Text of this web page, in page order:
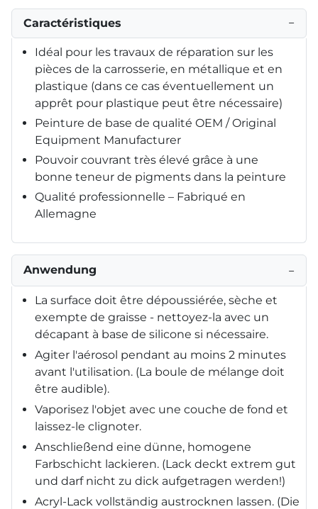
Caractéristiques −
Idéal pour les travaux de réparation sur les
pièces de la carrosserie, en métallique et en
plastique (dans ce cas éventuellement un
apprêt pour plastique peut être nécessaire)
Peinture de base de qualité OEM / Original
Equipment Manufacturer
Pouvoir couvrant très élevé grâce à une
bonne teneur de pigments dans la peinture
Qualité professionnelle – Fabriqué en
Allemagne
Anwendung −
La surface doit être dépoussiérée, sèche et
exempte de graisse - nettoyez-la avec un
décapant à base de silicone si nécessaire.
Agiter l'aérosol pendant au moins 2 minutes
avant l'utilisation. (La boule de mélange doit
être audible).
Vaporisez l'objet avec une couche de fond et
laissez-le clignoter.
Anschließend eine dünne, homogene
Farbschicht lackieren. (Lack deckt extrem gut
und darf nicht zu dick aufgetragen werden!)
Acryl-Lack vollständig austrocknen lassen. (Die